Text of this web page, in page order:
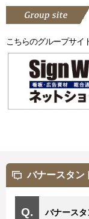
こちらのグループサイ
バナースタン
バナース